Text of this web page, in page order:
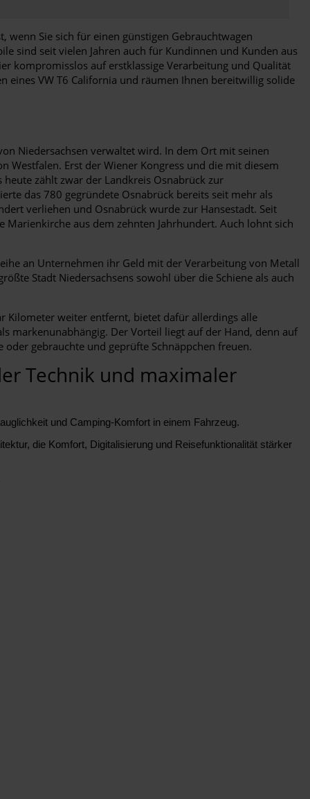
wenn Sie sich für einen günstigen Gebrauchtwagen
sind seit vielen Jahren auch für Kundinnen und Kunden aus
kompromisslos auf erstklassige Verarbeitung und Qualität
eines VW T6 California und räumen Ihnen bereitwillig solide
Niedersachsen verwaltet wird. In dem Ort mit seinen
Westfalen. Erst der Wiener Kongress und die mit diesem
zählt zwar der Landkreis Osnabrück zur
das 780 gegründete Osnabrück bereits seit mehr als
verliehen und Osnabrück wurde zur Hansestadt. Seit
aus dem zehnten Jahrhundert. Auch lohnt sich
an Unternehmen ihr Geld mit der Verarbeitung von Metall
Stadt Niedersachsens sowohl über die Schiene als auch
Kilometer weiter entfernt, bietet dafür allerdings alle
markenunabhängig. Der Vorteil liegt auf der Hand, denn auf
gebrauchte und geprüfte Schnäppchen freuen.
Technik und maximaler
und Camping-Komfort in einem Fahrzeug.
die Komfort, Digitalisierung und Reisefunktionalität stärker